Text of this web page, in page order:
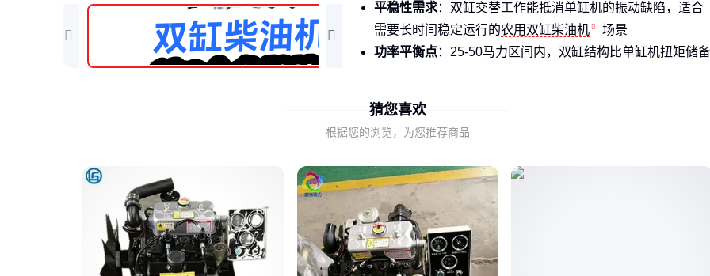
平稳性需求：双缸交替工作能抵消单缸机的振动缺陷，适合
需要长时间稳定运行的农用双缸柴油机
场景
功率平衡点：25-50马力区间内，双缸结构比单缸机扭矩储备
机
等空间受限的设备上
兼顾了可靠性和经济性：
关键结论
：选双缸柴油机本质上是在找动力平稳性和维护便利
性的最佳平衡点 ⚙️
二、双缸与单缸、三缸柴油机的本质区别
猜您喜欢
根据您的浏览，为您推荐商品